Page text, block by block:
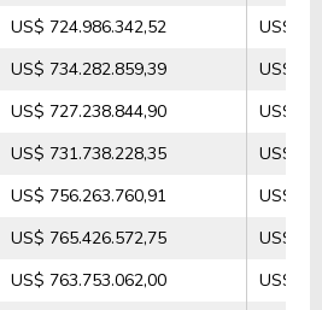
US$ 724.986.342,52
US$
US$ 734.282.859,39
US$
US$ 727.238.844,90
US$
US$ 731.738.228,35
US$
US$ 756.263.760,91
US$
US$ 765.426.572,75
US$
US$ 763.753.062,00
US$